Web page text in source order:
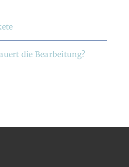
die Bearbeitung?